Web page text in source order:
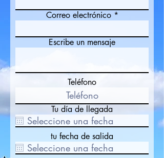
Correo electrónico
Escribe un mensaje
Teléfono
Tu día de llegada
tu fecha de salida